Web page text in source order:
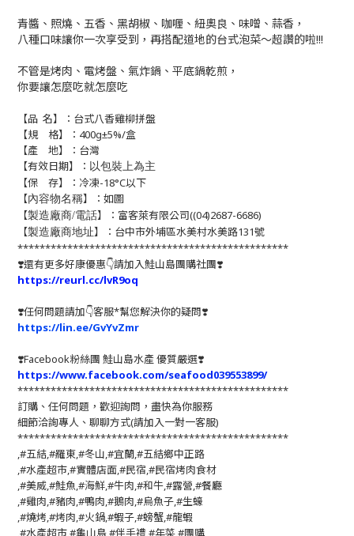
青醬、照燒、五香、黑胡椒、咖喱、紐奧良、味噌、蒜香，
八種口味讓你一次享受到，再搭配道地的台式泡菜～超讚的啦!!!
不管是烤肉、電烤盤、氣炸鍋、平底鍋乾煎，
你要讓怎麼吃就怎麼吃
【品 名】：台式八香雞柳拼盤
【規 格】：400g±5%/盒
【產 地】：台灣
【有效日期】： 以包裝上為主
【保 存】：冷凍-18°C以下
【內容物名稱】：如圖
【製造廠商/電話】：富客萊有限公司((04)2687-6686)
【製造廠商地址】：台中市外埔區水美村水美路131號
*************************************************
❣️還有更多好康優惠👇請加入鮭山島團購社團❣️
https://reurl.cc/lvR9oq
❣️任何問題請加👇客服*幫您解決你的疑問❣️
https://lin.ee/GvYvZmr
❣️Facebook粉絲團 鮭山島水產 優質嚴選❣️
https://www.facebook.com/seafood039553899/
*************************************************
訂購、任何問題，歡迎詢問，盡快為你服務
細節洽詢專人、聊聊方式(請加入一對一客服)
*************************************************
,#五結,#羅東,#冬山,#宜蘭,#五結鄉中正路
,#水產超市,#實體店面,#民宿,#民宿烤肉食材
,#美威,#鮭魚,#海鮮,#牛肉,#和牛,#露營,#餐廳
,#雞肉,#豬肉,#鴨肉,#鵝肉,#烏魚子,#生蠔
,#燒烤,#烤肉,#火鍋,#蝦子,#螃蟹,#龍蝦
,#水產超市,#龜山島,#伴手禮,#年菜,#團購